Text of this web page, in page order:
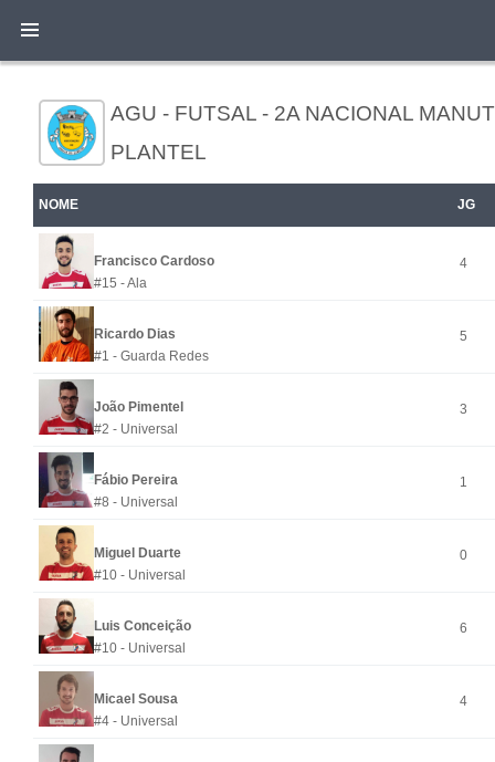
AGU - FUTSAL - 2A NACIONAL
PLANTEL
NOME JG
Francisco Cardoso
#15 - Ala
4
Ricardo Dias
#1 - Guarda Redes
5
João Pimentel
#2 - Universal
3
Fábio Pereira
#8 - Universal
1
Miguel Duarte
#10 - Universal
0
Luis Conceição
#10 - Universal
6
Micael Sousa
#4 - Universal
4